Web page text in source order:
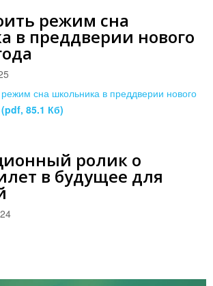
режим сна
в преддверии нового
режим сна школьника в преддверии нового
(pdf, 85.1 Кб)
ролик о
в будущее для